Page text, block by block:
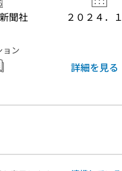
聞社 ２０２４．
ョン
詳細を見る